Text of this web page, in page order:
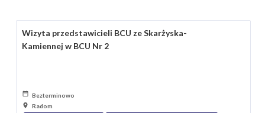
Wizyta przedstawicieli BCU ze Skarżyska-
Kamiennej w BCU Nr 2
Bezterminowo
Radom